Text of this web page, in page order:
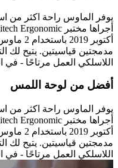
يوفر الماوس راحة اكثر من
مدمجتين قياسيتين. يتيح لك
اللاسلكي العمل مرتاحًا -
أفضل من لوحة اللمس
يوفر الماوس راحة اكثر من
مدمجتين قياسيتين. يتيح لك
اللاسلكي العمل مرتاحًا -